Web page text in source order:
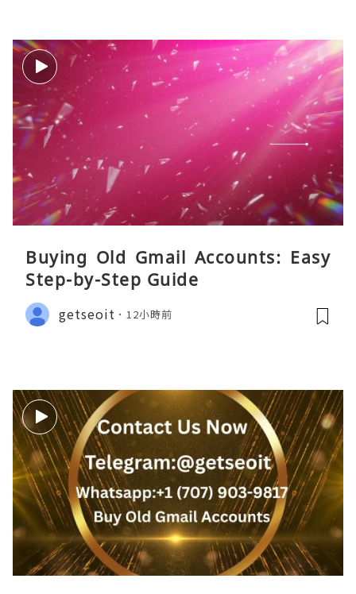
Buying Old Gmail Accounts: Easy
Step-by-Step Guide
getseoit 12小時前